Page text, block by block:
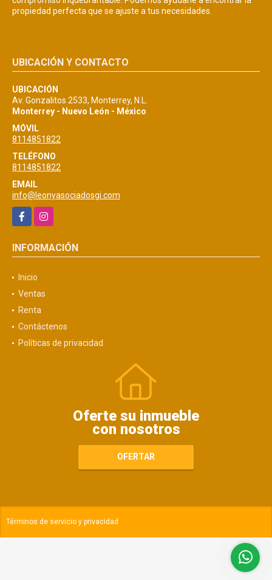
propiedad perfecta que se ajuste a tus necesidades.
UBICACIÓN Y CONTACTO
UBICACIÓN
Av. Gonzalitos 2533, Monterrey, N.L.
Monterrey - Nuevo León - México
MÓVIL
8114851822
TELÉFONO
8114851822
EMAIL
info@leonyasociadosgi.com
FacebookInstagram
INFORMACIÓN
Inicio
Ventas
Renta
Contáctenos
Políticas de privacidad
Oferte su inmueble
con nosotros
OFERTAR
Términos de servicio y privacidad